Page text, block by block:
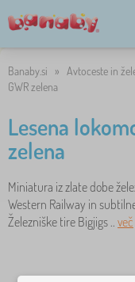
Banaby.si » Avtoceste in
GWR zelena
Lesena
zelena
Miniatura iz zlate dobe
Western Railway in
Železniške tire Bigjigs .. več